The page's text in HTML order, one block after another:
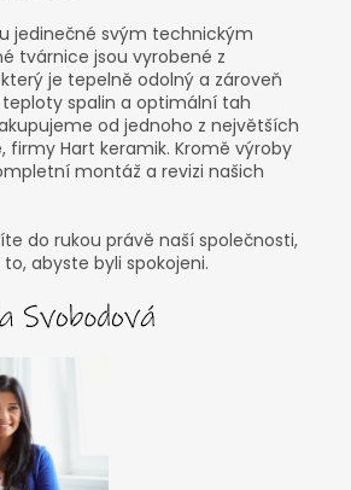
jedinečné svým technickým
tvárnice jsou vyrobené z
je tepelně odolný a zároveň
spalin a optimální tah
od jednoho z největších
firmy Hart keramik. Kromě výroby
montáž a revizi našich
do rukou právě naší společnosti,
abyste byli spokojeni.